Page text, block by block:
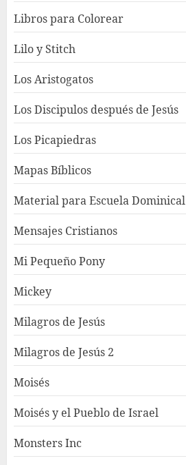
Libros para Colorear
Lilo y Stitch
Los Aristogatos
Los Discipulos después de Jesús
Los Picapiedras
Mapas Bíblicos
Material para Escuela Dominical
Mensajes Cristianos
Mi Pequeño Pony
Mickey
Milagros de Jesús
Milagros de Jesús 2
Moisés
Moisés y el Pueblo de Israel
Monsters Inc